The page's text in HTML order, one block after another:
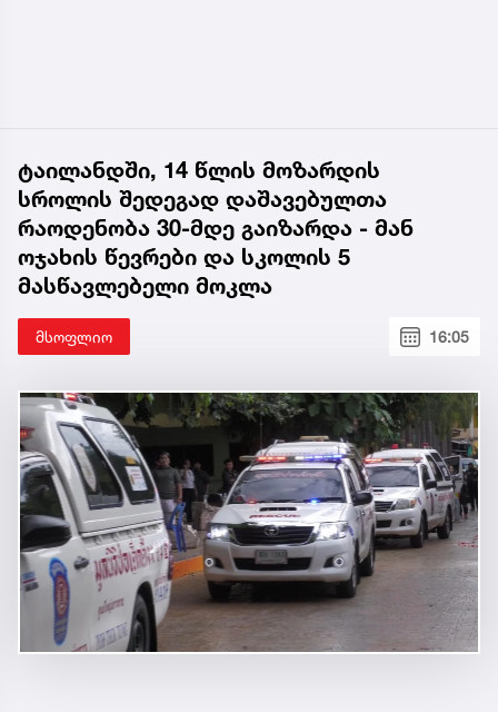
ტაილანდში, 14 წლის მოზარდის
სროლის შედეგად დაშავებულთა
რაოდენობა 30-მდე გაიზარდა - მან
ოჯახის წევრები და სკოლის 5
მასწავლებელი მოკლა
მსოფლიო 16:05